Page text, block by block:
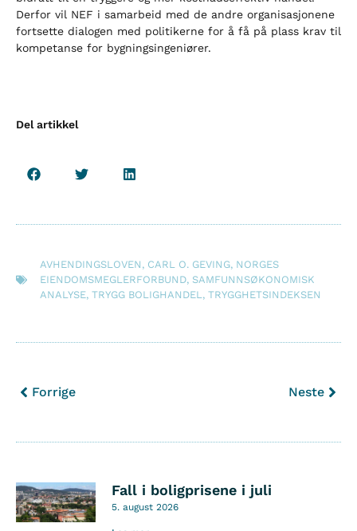
Derfor vil NEF i samarbeid med de andre organisasjonene
fortsette dialogen med politikerne for å få på plass krav til
kompetanse for bygningsingeniører.
Del artikkel
AVHENDINGSLOVEN , CARL O. GEVING, NORGES
EIENDOMSMEGLERFORBUND, SAMFUNNSØKONOMISK
ANALYSE, TRYGG BOLIGHANDEL, TRYGGHETSINDEKSEN
Forrige Neste
Fall i boligprisene i juli
5. august 2026